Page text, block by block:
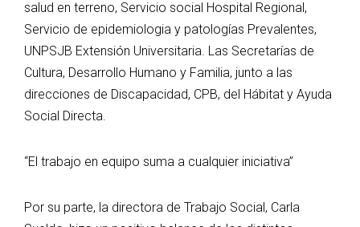
salud en terreno, Servicio social Hospital Regional,
Servicio de epidemiologia y patologías Prevalentes,
UNPSJB Extensión Universitaria. Las Secretarías de
Cultura, Desarrollo Humano y Familia, junto a las
direcciones de Discapacidad, CPB, del Hábitat y Ayuda
Social Directa.
“El trabajo en equipo suma a cualquier iniciativa”
Por su parte, la directora de Trabajo Social, Carla